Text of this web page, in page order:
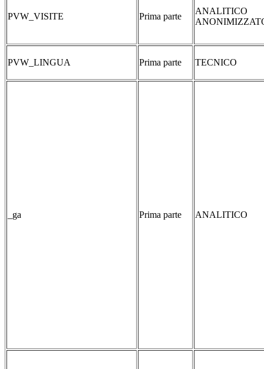
PVW_VISITE Prima parte
ANALITICO
PVW_LINGUA Prima parte TECNICO
_ga Prima parte ANALITICO